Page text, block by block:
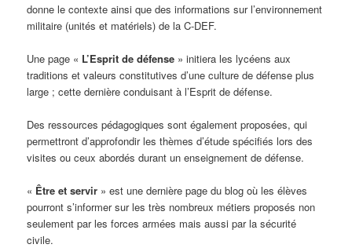
donne le contexte ainsi que des informations sur l’environnement
militaire (unités et matériels) de la C-DEF.
Une page « L’Esprit de défense » initiera les lycéens aux
traditions et valeurs constitutives d’une culture de défense plus
large ; cette dernière conduisant à l’Esprit de défense.
Des ressources pédagogiques sont également proposées, qui
permettront d’approfondir les thèmes d’étude spécifiés lors des
visites ou ceux abordés durant un enseignement de défense.
« Être et servir » est une dernière page du blog où les élèves
pourront s’informer sur les très nombreux métiers proposés non
seulement par les forces armées mais aussi par la sécurité
civile.